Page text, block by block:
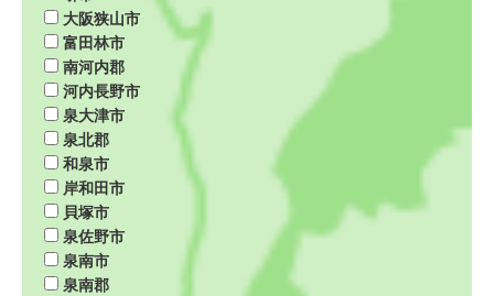
大阪狭山市
富田林市
南河内郡
河内長野市
泉大津市
泉北郡
和泉市
岸和田市
貝塚市
泉佐野市
泉南市
泉南郡